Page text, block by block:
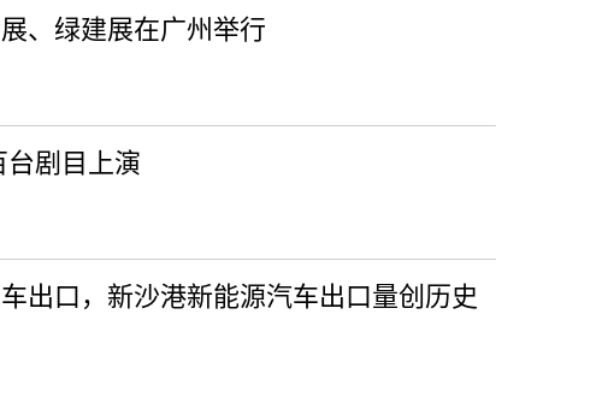
、绿建展在广州举行
台剧目上演
出口，新沙港新能源汽车出口量创历史